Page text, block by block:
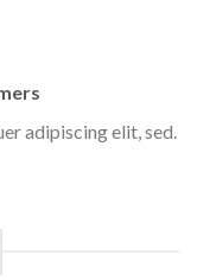
adipiscing elit, sed.